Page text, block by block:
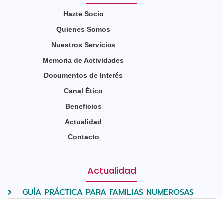
Hazte Socio
Quienes Somos
Nuestros Servicios
Memoria de Actividades
Documentos de Interés
Canal Ético
Beneficios
Actualidad
Contacto
Actualidad
GUÍA PRÁCTICA PARA FAMILIAS NUMEROSAS